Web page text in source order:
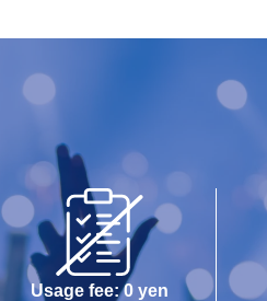
Usage fee: 0 yen